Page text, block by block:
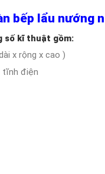
bếp lẩu nướng
số kĩ thuật gồm:
x rộng x cao )
tĩnh điện